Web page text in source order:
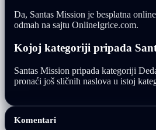
Da, Santas Mission je besplatna
odmah na sajtu OnlineIgrice.com.
Kojoj kategoriji pripada
Santas Mission pripada kategoriji
pronaći još sličnih naslova u istoj
Komentari